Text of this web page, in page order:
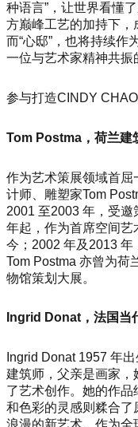
种语言”，让世界看懂
方巅峰工艺的加持下，
而“心邸”，也将持续作
一位与艺术家精神共振
参与打造CINDY
Tom Postma，荷兰建
作为艺术策展领域首
计师、雕塑家Tom
2001 至2003 年，受
年起，作为首席空间艺
今；2002 年及2013 年
Tom Postma 亦曾为荷
物馆策划大展。
Ingrid Donat，法国当
Ingrid Donat 1957 年
建筑师，父亲是画家
了艺术创作。她的作
和色彩的灵感则糅合了